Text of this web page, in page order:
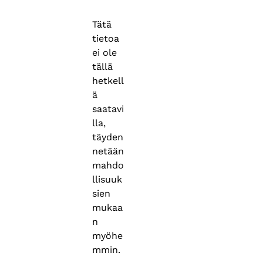
Tätä
tietoa
ei ole
tällä
hetkell
ä
saatavi
lla,
täyden
netään
mahdo
llisuuk
sien
mukaa
n
myöhe
mmin.